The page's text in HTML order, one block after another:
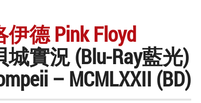
德 Pink Floyd
城實況 (Blu-Ray藍光)
– MCMLXXII (BD)